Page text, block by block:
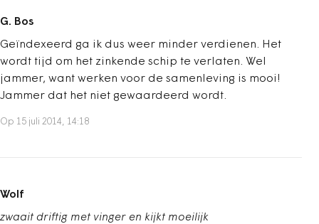
G. Bos
Geïndexeerd ga ik dus weer minder verdienen. Het
wordt tijd om het zinkende schip te verlaten. Wel
jammer, want werken voor de samenleving is mooi!
Jammer dat het niet gewaardeerd wordt.
Op 15 juli 2014, 14:18
Wolf
zwaait driftig met vinger en kijkt moeilijk